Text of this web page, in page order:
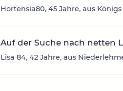
Hortensia80, 45 Jahre, aus
Auf der Suche nach netten
Lisa 84, 42 Jahre, aus